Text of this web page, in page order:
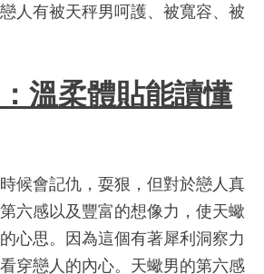
人有被天秤男呵護、被寬容、被
溫柔體貼能讀懂
候會記仇，耍狠，但對於戀人真
六感以及豐富的想像力，使天蠍
心思。因為這個有著犀利洞察力
穿戀人的內心。天蠍男的第六感